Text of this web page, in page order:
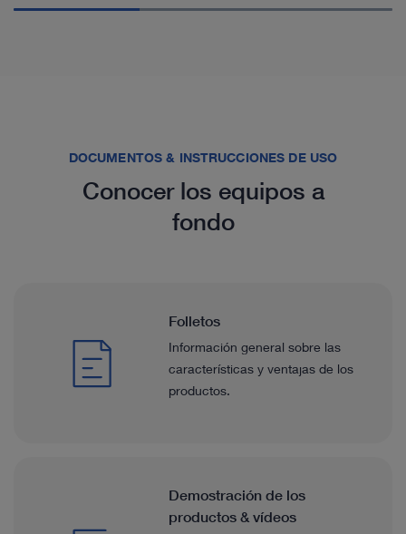
DOCUMENTOS & INSTRUCCIONES DE USO
Conocer los equipos a
fondo
Folletos
Información general sobre las
características y ventajas de los
productos.
Demostración de los
productos & vídeos